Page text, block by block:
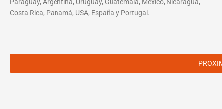
Paraguay, Argentina, Uruguay, Guatemala, México, Nicaragua,
Costa Rica, Panamá, USA, España y Portugal.